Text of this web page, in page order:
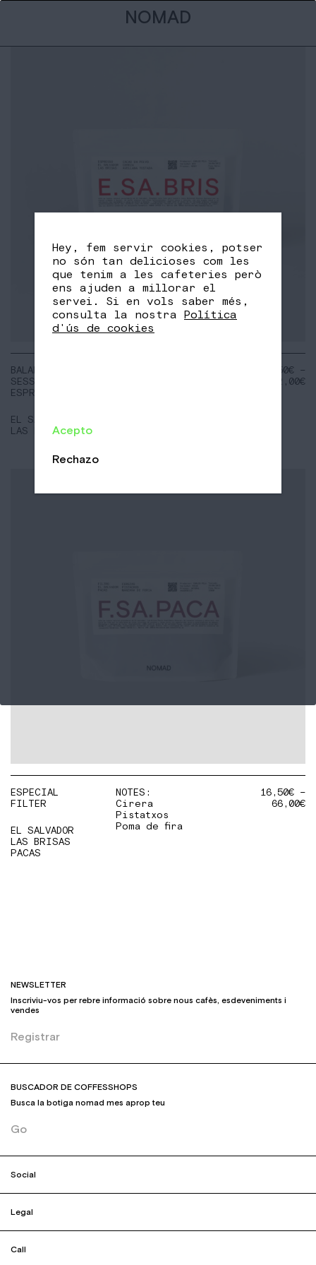
NOMAD
BALANCED
SESSION
ESPRESSO
EL SALVADOR
LAS BRISAS
11,50€ –
92,00€
ESPECIAL
FILTER
EL SALVADOR
LAS BRISAS
PACAS
NOTES:
Cirera
Pistatxos
Poma de fira
16,50€–
66,00€
NEWSLETTER
Inscriviu-vos per rebre informació sobre nous cafès, esdeveniments i
vendes
Registrar
BUSCADOR DE COFFESSHOPS
Busca la botiga nomad mes aprop teu
Go
Social
Legal
Call
Hey, fem servir cookies, potser
no són tan delicioses com les
que tenim a les cafeteries però
ens ajuden a millorar el
servei. Si en vols saber més,
consulta la nostra Política
d'ús de cookies
Acepto
Rechazo